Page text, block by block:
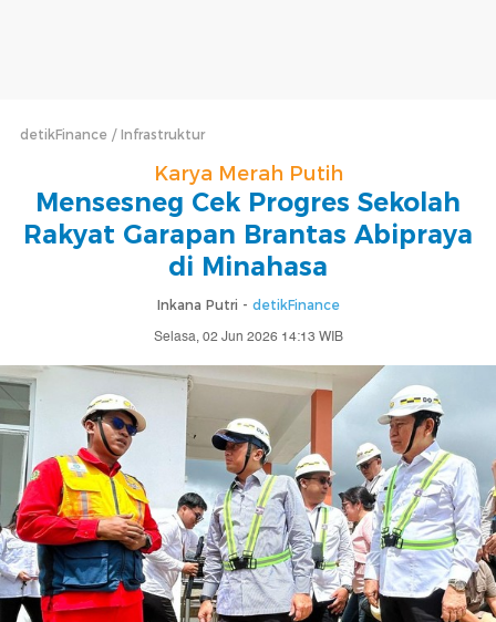
detikFinance Infrastruktur
Karya Merah Putih
Mensesneg Cek Progres Sekolah
Rakyat Garapan Brantas Abipraya
di Minahasa
Inkana Putri - detikFinance
Selasa, 02 Jun 2026 14:13 WIB